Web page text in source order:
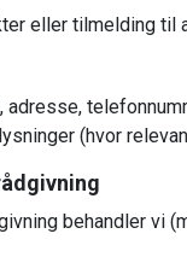
eller tilmelding til
adresse,
(hvor
behandler vi